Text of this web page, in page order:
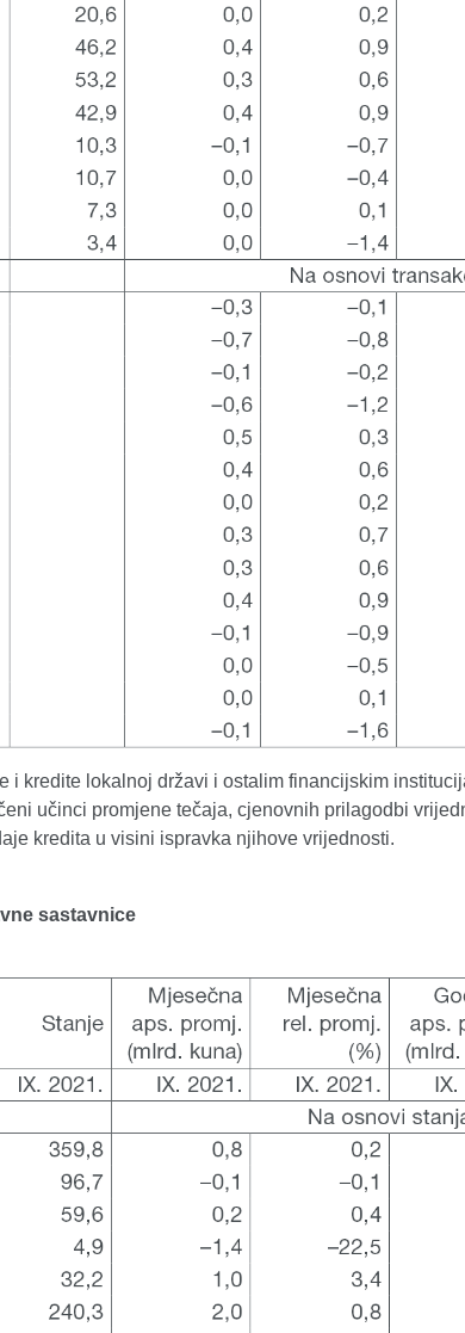
i kredite lokalnoj državi i ostalim financijskim
učinci promjene tečaja, cjenovnih prilagodbi
kredita u visini ispravka njihove vrijednosti.
sastavnice